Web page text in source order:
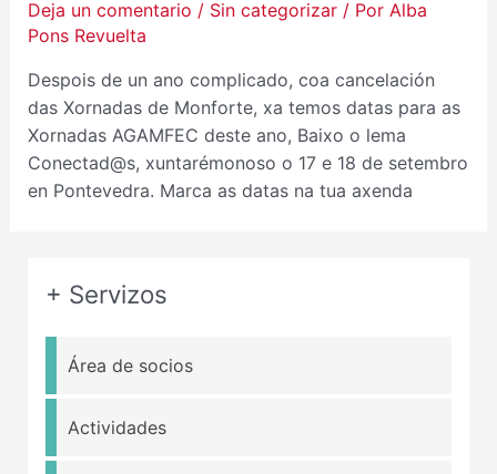
Deja un comentario / Sin categorizar/ Por Alba
Pons Revuelta
Despois de un ano complicado, coa cancelación
das Xornadas de Monforte, xa temos datas para as
Xornadas AGAMFEC deste ano, Baixo o lema
Conectad@s, xuntarémonoso o 17 e 18 de setembro
en Pontevedra. Marca as datas na tua axenda
+ Servizos
Área de socios
Actividades